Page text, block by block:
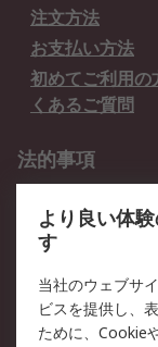
注文方法
お支払い方法
初めてご利用の
くあるご質問
法的事項
クッキーポリシ
RSについて
会社概要
より良い体
す
当社のウェブサ
ビスを提供し、
ために、Cookie